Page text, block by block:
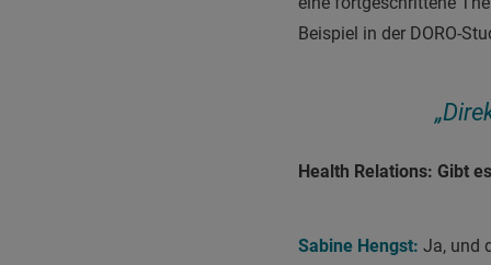
Beispiel in der DORO-
Health Relations: Gibt
Sabine Hengst: Ja, und